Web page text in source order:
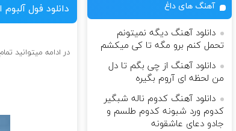
دانلود فول
در ادامه میتوانید
آهنگ های داغ
دانلود آهنگ دیگه نمیتونم
تحمل کنم برو مگه تا کی میکشم
دانلود آهنگ از چی بگم تا دل
من لحظه ای آروم بگیره
دانلود آهنگ کدوم ناله شبگیر
کدوم ورد شبونه کدوم طلسم و
جادو دعای عاشقونه